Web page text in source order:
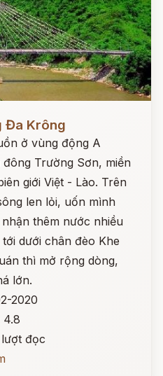
Đa Krông
ở vùng động A
Trường Sơn, miền
giới Việt - Lào. Trên
len lỏi, uốn mình
thêm nước nhiều
dưới chân đèo Khe
thì mở rộng dòng,
lớn.
2020
4.8
đọc